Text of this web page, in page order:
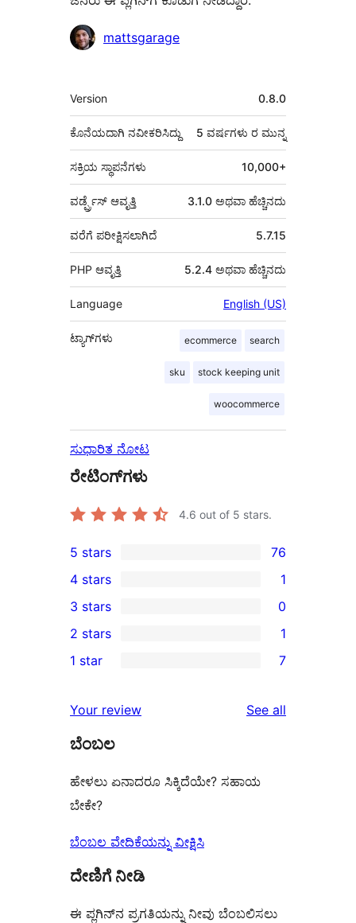
ಕೊಡುಗೆದಾರರುmattsgarage
ಮೆಟಾ
Version 0.8.0
ಕೊನೆಯದಾಗಿ ನವೀಕರಿಸಿದ್ದು 5 ವರ್ಷಗಳು ರ ಮುನ್ನ
ಸಕ್ರಿಯ ಸ್ಥಾಪನೆಗಳು 10,000+
ವರ್ಡ್ಪ್ರೆಸ್ ಆವೃತ್ತಿ 3.1.0 ಅಥವಾ ಹೆಚ್ಚಿನದು
5.7.15
ವರೆಗೆ ಪರೀಕ್ಷಿಸಲಾಗಿದೆ
PHP ಆವೃತ್ತಿ 5.2.4 ಅಥವಾ ಹೆಚ್ಚಿನದು
Language English (US)
ಟ್ಯಾಗ್‌ಗಳು ecommerce search
sku stock keeping unit
woocommerce
ಸುಧಾರಿತ ನೋಟ
ರೇಟಿಂಗ್‌ಗಳು
4.6 out of 5 stars.
76
5-
star
reviews
5 stars 76
4-
star
review
4 stars 1
0
3-
star
3 stars 0
2-
review
2 stars 1
star
reviews
1 star 7
Your review See all
ಬೆಂಬಲ
ಹೇಳಲು ಏನಾದರೂ ಸಿಕ್ಕಿದೆಯೇ? ಸಹಾಯ
ಬೇಕೇ?
ಬೆಂಬಲ ವೇದಿಕೆಯನ್ನು ವೀಕ್ಷಿಸಿ
ದೇಣಿಗೆ ನೀಡಿ
ಈ ಪ್ಲಗಿನ್‌ನ ಪ್ರಗತಿಯನ್ನು ನೀವು ಬೆಂಬಲಿಸಲು